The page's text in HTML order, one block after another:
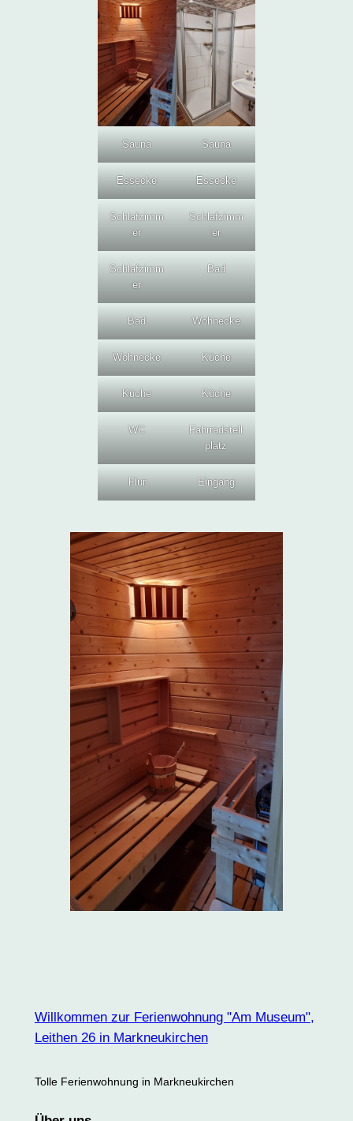
Sauna Sauna
Essecke Essecke
Schlafzimm
er
Schlafzimm
er
Schlafzimm
er
Bad
Bad Wohnecke
Wohnecke Küche
Küche Küche
WC
Fahrradstell
platz
Flur Eingang
Willkommen zur Ferienwohnung "Am Museum",
Leithen 26 in Markneukirchen
Tolle Ferienwohnung in Markneukirchen